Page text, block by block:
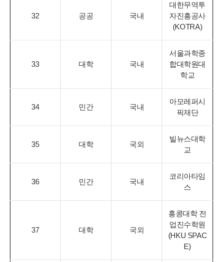
32 공공 국내
대한무역투
자진흥공사
(KOTRA)
33 대학 국내
서울과학종
합대학원대
학교
34 민간 국내
아모레퍼시
픽재단
35 대학 국외
빌뉴스대학
교
36 민간 국내
코리아타임
스
37 대학 국외
홍콩대학 전
업진수학원
(HKU SPAC
E)